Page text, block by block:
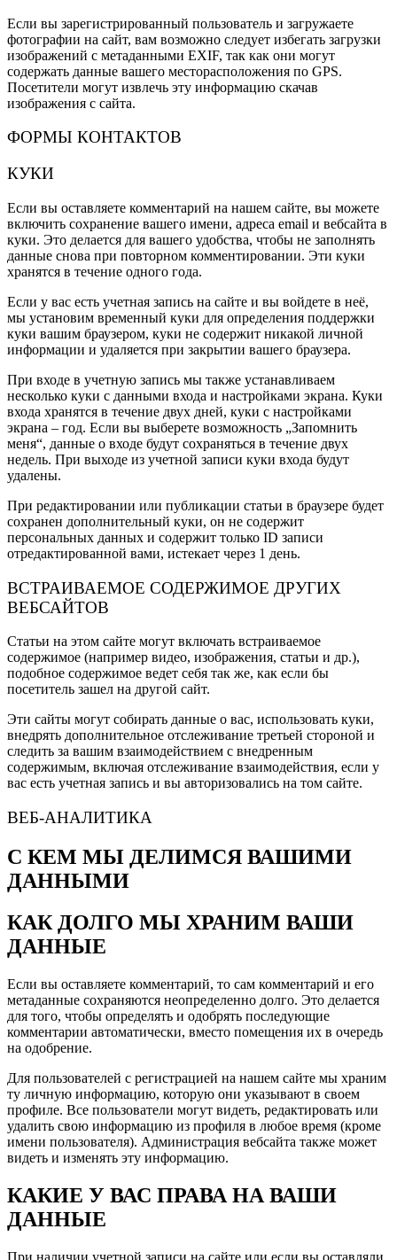
Если вы зарегистрированный пользователь и загружаете
фотографии на сайт, вам возможно следует избегать загрузки
изображений с метаданными EXIF, так как они могут
содержать данные вашего месторасположения по GPS.
Посетители могут извлечь эту информацию скачав
изображения с сайта.
ФОРМЫ КОНТАКТОВ
КУКИ
Если вы оставляете комментарий на нашем сайте, вы можете
включить сохранение вашего имени, адреса email и вебсайта в
куки. Это делается для вашего удобства, чтобы не заполнять
данные снова при повторном комментировании. Эти куки
хранятся в течение одного года.
Если у вас есть учетная запись на сайте и вы войдете в неё,
мы установим временный куки для определения поддержки
куки вашим браузером, куки не содержит никакой личной
информации и удаляется при закрытии вашего браузера.
При входе в учетную запись мы также устанавливаем
несколько куки с данными входа и настройками экрана. Куки
входа хранятся в течение двух дней, куки с настройками
экрана – год. Если вы выберете возможность „Запомнить
меня“, данные о входе будут сохраняться в течение двух
недель. При выходе из учетной записи куки входа будут
удалены.
При редактировании или публикации статьи в браузере будет
сохранен дополнительный куки, он не содержит
персональных данных и содержит только ID записи
отредактированной вами, истекает через 1 день.
ВСТРАИВАЕМОЕ СОДЕРЖИМОЕ ДРУГИХ
ВЕБСАЙТОВ
Статьи на этом сайте могут включать встраиваемое
содержимое (например видео, изображения, статьи и др.),
подобное содержимое ведет себя так же, как если бы
посетитель зашел на другой сайт.
Эти сайты могут собирать данные о вас, использовать куки,
внедрять дополнительное отслеживание третьей стороной и
следить за вашим взаимодействием с внедренным
содержимым, включая отслеживание взаимодействия, если у
вас есть учетная запись и вы авторизовались на том сайте.
ВЕБ-АНАЛИТИКА
С КЕМ МЫ ДЕЛИМСЯ ВАШИМИ
ДАННЫМИ
КАК ДОЛГО МЫ ХРАНИМ ВАШИ
ДАННЫЕ
Если вы оставляете комментарий, то сам комментарий и его
метаданные сохраняются неопределенно долго. Это делается
для того, чтобы определять и одобрять последующие
комментарии автоматически, вместо помещения их в очередь
на одобрение.
Для пользователей с регистрацией на нашем сайте мы храним
ту личную информацию, которую они указывают в своем
профиле. Все пользователи могут видеть, редактировать или
удалить свою информацию из профиля в любое время (кроме
имени пользователя). Администрация вебсайта также может
видеть и изменять эту информацию.
КАКИЕ У ВАС ПРАВА НА ВАШИ
ДАННЫЕ
При наличии учетной записи на сайте или если вы оставляли